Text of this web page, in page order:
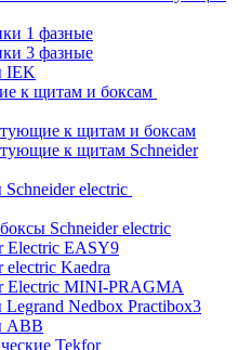
1 фазные
3 фазные
IEK
к щитам и боксам
к щитам и боксам
к щитам Schneider
electric
Schneider electric
Electric EASY9
electric Kaedra
Electric MINI-PRAGMA
Nedbox Practibox3
ABB
Tekfor